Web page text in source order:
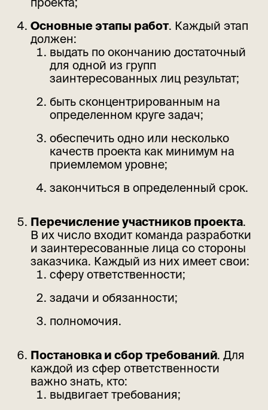
Основные этапы работ. Каждый этап
должен:
выдать по окончанию достаточный
для одной из групп
заинтересованных лиц результат;
быть сконцентрированным на
определенном круге задач;
обеспечить одно или несколько
качеств проекта как минимум на
приемлемом уровне;
закончиться в определенный срок.
Перечисление участников проекта.
В их число входит команда разработки
и заинтересованные лица со стороны
заказчика. Каждый из них имеет свои:
сферу ответственности;
задачи и обязанности;
полномочия.
Постановка и сбор требований. Для
каждой из сфер ответственности
важно знать, кто:
выдвигает требования;